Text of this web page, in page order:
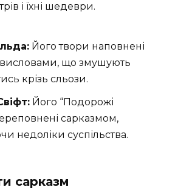
і їхні шедеври.
Його твори наповнені
що змушують
крізь сльози.
Його “Подорожі
сарказмом,
недоліки суспільства.
сарказм